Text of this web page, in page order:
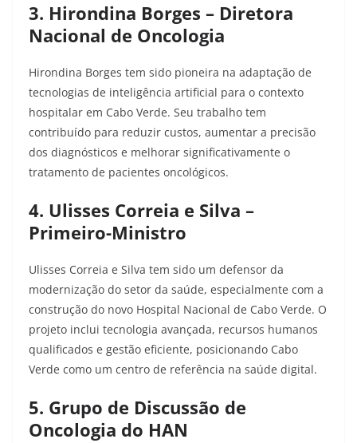
3. Hirondina Borges – Diretora
Nacional de Oncologia
Hirondina Borges tem sido pioneira na adaptação de
tecnologias de inteligência artificial para o contexto
hospitalar em Cabo Verde. Seu trabalho tem
contribuído para reduzir custos, aumentar a precisão
dos diagnósticos e melhorar significativamente o
tratamento de pacientes oncológicos.​
4. Ulisses Correia e Silva –
Primeiro-Ministro
Ulisses Correia e Silva tem sido um defensor da
modernização do setor da saúde, especialmente com a
construção do novo Hospital Nacional de Cabo Verde. O
projeto inclui tecnologia avançada, recursos humanos
qualificados e gestão eficiente, posicionando Cabo
Verde como um centro de referência na saúde digital.​
5. Grupo de Discussão de
Oncologia do HAN